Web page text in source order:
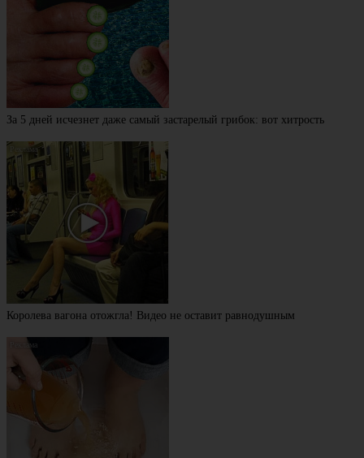
За 5 дней исчезнет даже самый застарелый грибок: вот хитрость
Королева вагона отожгла! Видео не оставит равнодушным